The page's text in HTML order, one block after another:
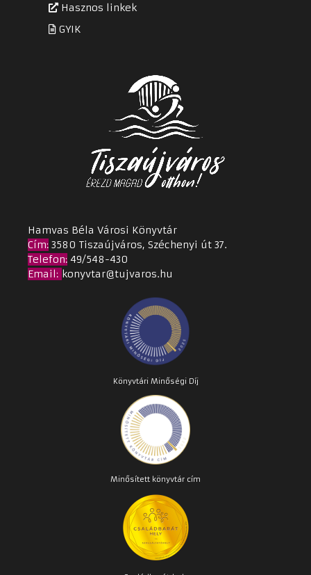
Hasznos linkek
GYIK
Hamvas Béla Városi Könyvtár
Cím: 3580 Tiszaújváros, Széchenyi út 37.
Telefon: 49/548-430
Email: konyvtar@tujvaros.hu
Könyvtári Minőségi Díj
Minősített könyvtár cím